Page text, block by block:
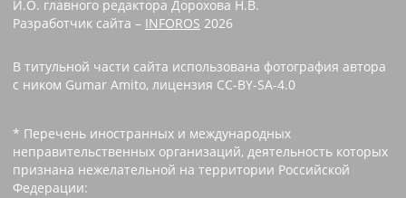
И.О. главного редактора Дорохова Н.В.
Разработчик сайта – INFOROS 2026
В титульной части сайта использована фотография автора
с ником Gumar Amito, лицензия CC-BY-SA-4.0
* Перечень иностранных и международных
неправительственных организаций, деятельность которых
признана нежелательной на территории Российской
Федерации: